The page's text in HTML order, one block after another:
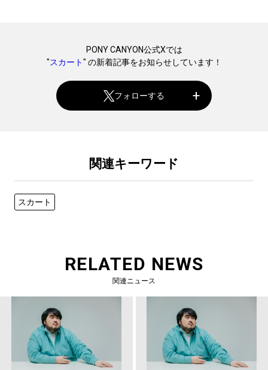
PONY CANYON公式Xでは
"スカート" の新着記事をお知らせしています！
フォローする
関連キーワード
スカート
RELATED NEWS
関連ニュース